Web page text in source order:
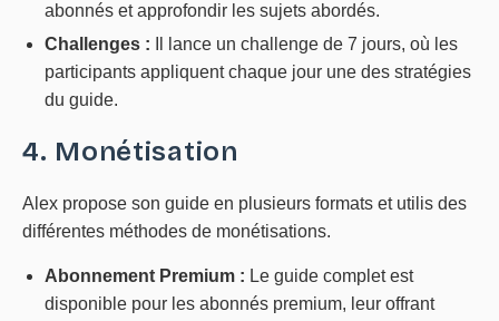
abonnés et approfondir les sujets abordés.
Challenges : Il lance un challenge de 7 jours, où les
participants appliquent chaque jour une des stratégies
du guide.
4. Monétisation
Alex propose son guide en plusieurs formats et utilis des
différentes méthodes de monétisations.
Abonnement Premium : Le guide complet est
disponible pour les abonnés premium, leur offrant